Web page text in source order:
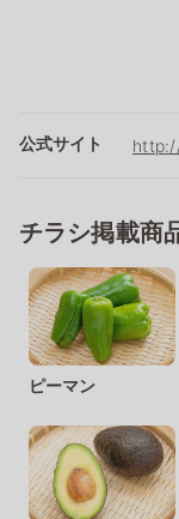
公式サイト
チラシ掲載商
ピーマン